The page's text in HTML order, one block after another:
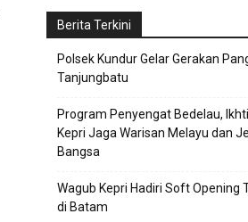
Berita Terkini
Polsek Kundur Gelar Gerakan
Tanjungbatu
Program Penyengat Bedelau,
Kepri Jaga Warisan Melayu dan
Bangsa
Wagub Kepri Hadiri Soft Opening
di Batam